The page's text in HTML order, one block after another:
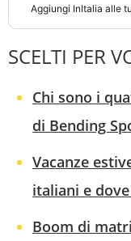
Aggiungi InItalia alle
SCELTI PER
Chi sono i
di Bending
Vacanze
italiani e
Boom di